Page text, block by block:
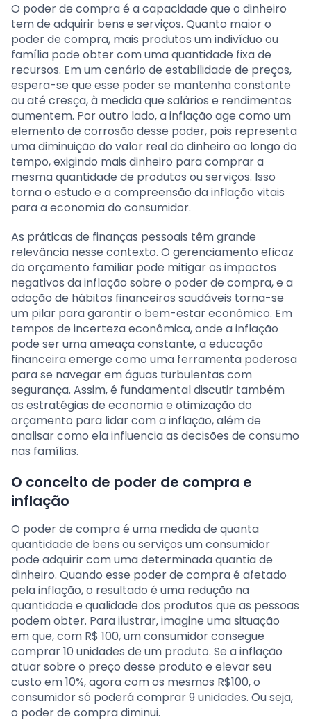
O poder de compra é a capacidade que o dinheiro
tem de adquirir bens e serviços. Quanto maior o
poder de compra, mais produtos um indivíduo ou
família pode obter com uma quantidade fixa de
recursos. Em um cenário de estabilidade de preços,
espera-se que esse poder se mantenha constante
ou até cresça, à medida que salários e rendimentos
aumentem. Por outro lado, a inflação age como um
elemento de corrosão desse poder, pois representa
uma diminuição do valor real do dinheiro ao longo do
tempo, exigindo mais dinheiro para comprar a
mesma quantidade de produtos ou serviços. Isso
torna o estudo e a compreensão da inflação vitais
para a economia do consumidor.
As práticas de finanças pessoais têm grande
relevância nesse contexto. O gerenciamento eficaz
do orçamento familiar pode mitigar os impactos
negativos da inflação sobre o poder de compra, e a
adoção de hábitos financeiros saudáveis torna-se
um pilar para garantir o bem-estar econômico. Em
tempos de incerteza econômica, onde a inflação
pode ser uma ameaça constante, a educação
financeira emerge como uma ferramenta poderosa
para se navegar em águas turbulentas com
segurança. Assim, é fundamental discutir também
as estratégias de economia e otimização do
orçamento para lidar com a inflação, além de
analisar como ela influencia as decisões de consumo
nas famílias.
O conceito de poder de compra e
inflação
O poder de compra é uma medida de quanta
quantidade de bens ou serviços um consumidor
pode adquirir com uma determinada quantia de
dinheiro. Quando esse poder de compra é afetado
pela inflação, o resultado é uma redução na
quantidade e qualidade dos produtos que as pessoas
podem obter. Para ilustrar, imagine uma situação
em que, com R$ 100, um consumidor consegue
comprar 10 unidades de um produto. Se a inflação
atuar sobre o preço desse produto e elevar seu
custo em 10%, agora com os mesmos R$100, o
consumidor só poderá comprar 9 unidades. Ou seja,
o poder de compra diminui.